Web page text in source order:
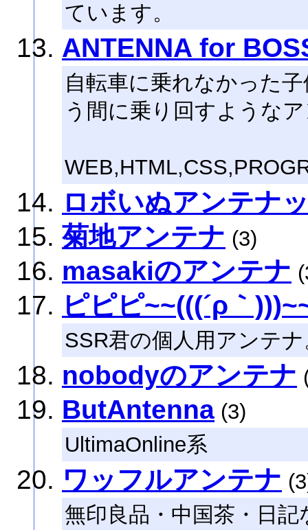
ています。
ANTENNA for
自転車に乗れなかった
う間に乗り回すような
ロボいぬアンテナ
菊地アンテナ (3)
masakiのアンテナ
ピピピ~~(((´ρ｀
SSR君の個人用アンテ
nobodyのアンテナ
ButAntenna (3)
UltimaOnline系
ワッフルアンテナ
無印良品・中国茶・日